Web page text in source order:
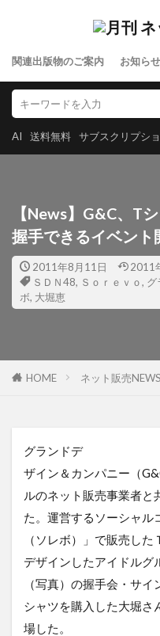
関連出版物のご案内 お知らせ
AI 送料無料 サブスクリプシ
【News】G&C、T
握手できるイベント
2011年8月11日 2011
ＳＤＮ48, Ｓｏｒｅｖｏ, グ
ボ, 大堀恵
HOME ネット販売NEWS
グランドデ
ザイン＆カンパニー（
ルのネット販売事業者と
た。運営するソーシャル
（ソレボ）」で販売し
デザインしたアイドルグ
（写真）の握手会・サ
シャツを購入した大堀さ
場した。